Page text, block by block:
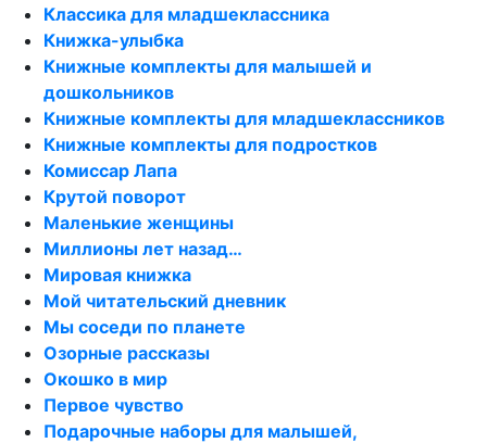
Классика для младшеклассника
Книжка-улыбка
Книжные комплекты для малышей и
дошкольников
Книжные комплекты для младшеклассников
Книжные комплекты для подростков
Комиссар Лапа
Крутой поворот
Маленькие женщины
Миллионы лет назад…
Мировая книжка
Мой читательский дневник
Мы соседи по планете
Озорные рассказы
Окошко в мир
Первое чувство
Подарочные наборы для малышей,